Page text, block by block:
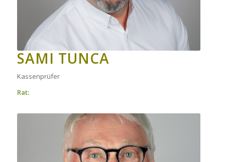
SAMI TUNCA
Kassenprüfer
Rat: